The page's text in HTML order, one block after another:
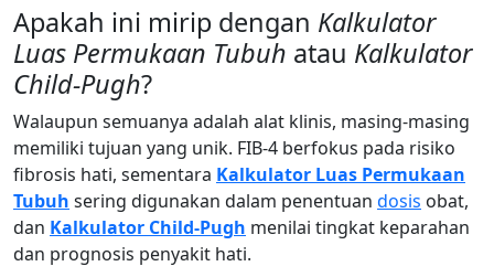
Apakah ini mirip dengan Kalkulator
Luas Permukaan Tubuh atau Kalkulator
Child-Pugh?
Walaupun semuanya adalah alat klinis, masing-masing
memiliki tujuan yang unik. FIB-4 berfokus pada risiko
fibrosis hati, sementara Kalkulator Luas Permukaan
Tubuh sering digunakan dalam penentuan dosis obat,
dan Kalkulator Child-Pugh menilai tingkat keparahan
dan prognosis penyakit hati.